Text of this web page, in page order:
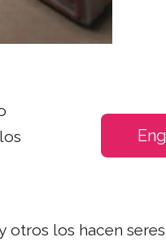
otros los hacen seres